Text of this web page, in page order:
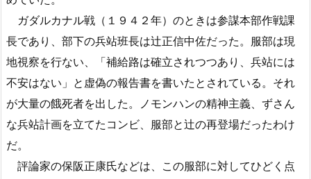
ガダルカナル戦（１９４２年）のときは参謀本部作戦課
長であり、部下の兵站班長は辻正信中佐だった。服部は現
地視察を行ない、「補給路は確立されつつあり、兵站には
不安はない」と虚偽の報告書を書いたとされている。それ
が大量の餓死者を出した。ノモンハンの精神主義、ずさん
な兵站計画を立てたコンビ、服部と辻の再登場だったわけ
だ。
評論家の保阪正康氏などは、この服部に対してひどく点